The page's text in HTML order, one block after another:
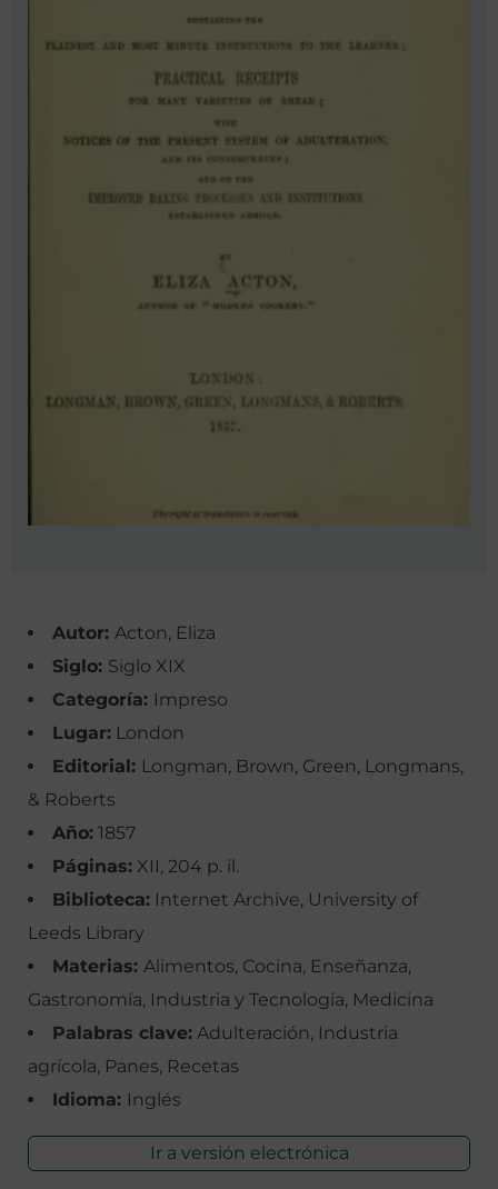
Autor: Acton, Eliza
Siglo: Siglo XIX
Categoría: Impreso
Lugar: London
Editorial: Longman, Brown, Green, Longmans,
& Roberts
Año: 1857
Páginas: XII, 204 p. il.
Biblioteca: Internet Archive, University of
Leeds Library
Materias: Alimentos, Cocina, Enseñanza,
Gastronomía, Industria y Tecnología, Medicina
Palabras clave: Adulteración, Industria
agrícola, Panes, Recetas
Idioma: Inglés
Ir a versión electrónica